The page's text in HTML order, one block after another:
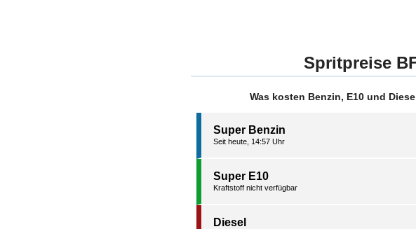
Spritpreise
Was kosten Benzin, E10 und
Super Benzin
Seit heute, 14:57 Uhr
Super E10
Kraftstoff nicht verfügbar
Diesel